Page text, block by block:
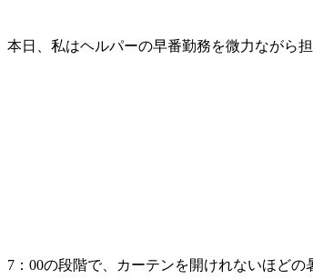
本日、私はヘルパーの早番勤務を微力ながら
7：00の段階で、カーテンを開けれないほどの